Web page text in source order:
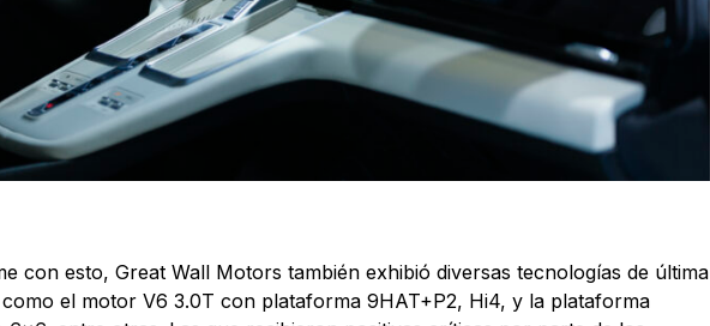
con esto, Great Wall Motors también exhibió diversas tecnologías de última
el motor V6 3.0T con plataforma 9HAT+P2, Hi4, y la plataforma